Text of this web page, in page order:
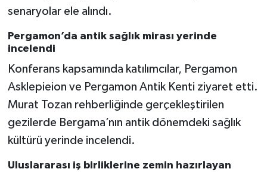
senaryolar ele alındı.
Pergamon’da antik sağlık mirası yerinde
incelendi
Konferans kapsamında katılımcılar, Pergamon
Asklepieion ve Pergamon Antik Kenti ziyaret etti.
Murat Tozan rehberliğinde gerçekleştirilen
gezilerde Bergama’nın antik dönemdeki sağlık
kültürü yerinde incelendi.
Uluslararası iş birliklerine zemin hazırlayan